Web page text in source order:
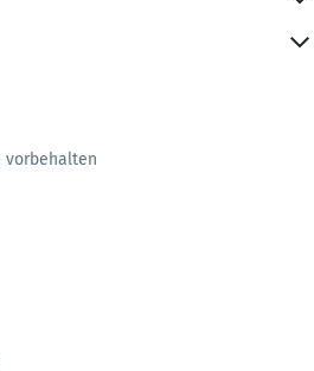
vorbehalten